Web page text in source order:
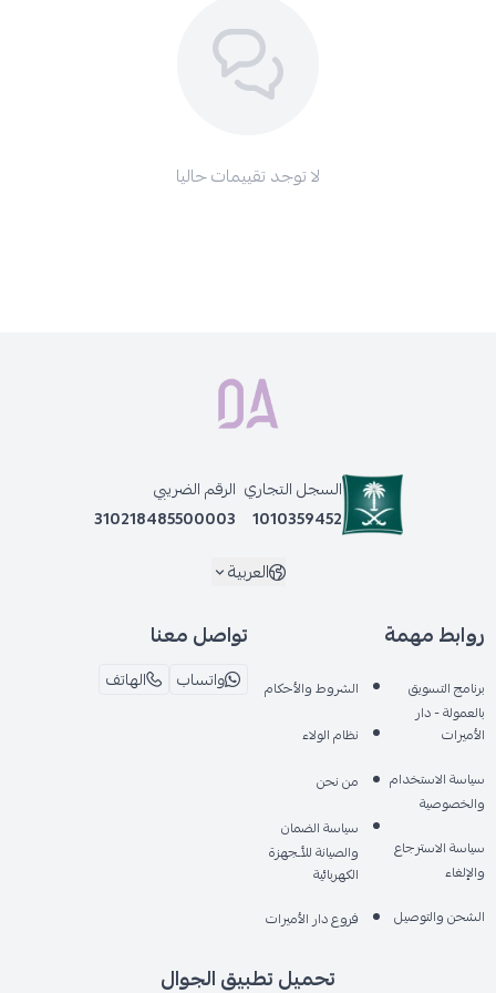
لا توجد تقييمات حاليا
السجل التجاري
1010359452
الرقم الضريبي
310218485500003
العربية
روابط مهمة
برنامج التسويق
بالعمولة - دار
الأميرات
سياسة الاستخدام
والخصوصية
سياسة الاسترجاع
والإلغاء
الشحن والتوصيل
الشروط والأحكام
نظام الولاء
من نحن
سياسة الضمان
والصيانة للأـجهزة
الكهربائية
فروع دار الأميرات
تواصل معنا
واتساب الهاتف
تحميل تطبيق الجوال